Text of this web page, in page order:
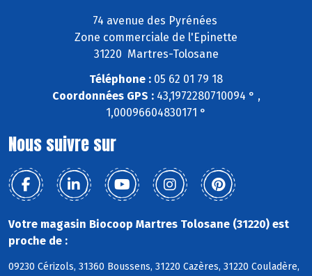
74 avenue des Pyrénées
Zone commerciale de l'Epinette
31220 Martres-Tolosane
Téléphone : 05 62 01 79 18
Coordonnées GPS :43,1972280710094 ° ,
1,00096604830171 °
Nous suivre sur
Votre magasin Biocoop Martres Tolosane (31220) est
proche de :
09230 Cérizols, 31360 Boussens, 31220 Cazères, 31220 Couladère,